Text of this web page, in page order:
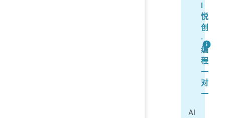
I
悦
创
·
编
程
一
对
一
AI